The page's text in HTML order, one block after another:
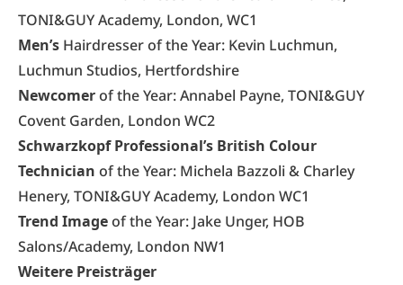
TONI&GUY Academy, London, WC1
Men’s Hairdresser of the Year: Kevin Luchmun,
Luchmun Studios, Hertfordshire
Newcomerof the Year: Annabel Payne, TONI&GUY
Covent Garden, London WC2
Schwarzkopf Professional’s British Colour
Technician of the Year: Michela Bazzoli & Charley
Henery, TONI&GUY Academy, London WC1
Trend Imageof the Year: Jake Unger, HOB
Salons/Academy, London NW1
Weitere Preisträger